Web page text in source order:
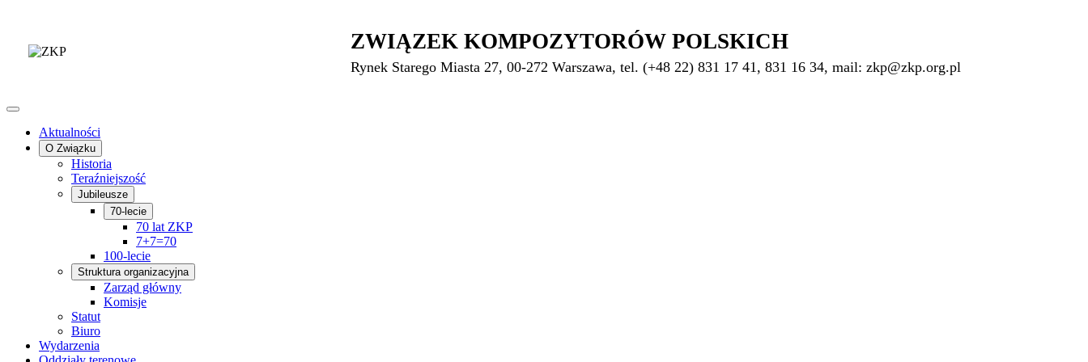
ZWIĄZEK KOMPOZYTORÓW POLSKICH
Rynek Starego Miasta 27, 00-272 Warszawa, tel. (+48 22) 831 17 41, 831 16 34, mail: zkp@zkp.org.pl
Aktualności
O Związku
Historia
Teraźniejszość
Jubileusze
70-lecie
70 lat ZKP
7+7=70
100-lecie
Struktura organizacyjna
Zarząd główny
Komisje
Statut
Biuro
Wydarzenia